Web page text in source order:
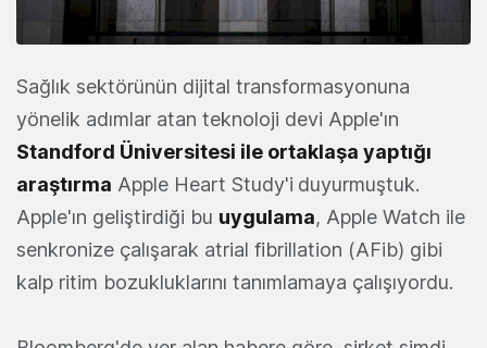
Sağlık sektörünün dijital transformasyonuna
yönelik adımlar atan teknoloji devi Apple'ın
Standford Üniversitesi ile ortaklaşa yaptığı
araştırma Apple Heart Study'i duyurmuştuk.
Apple'ın geliştirdiği bu uygulama, Apple Watch ile
senkronize çalışarak atrial fibrillation (AFib) gibi
kalp ritim bozukluklarını tanımlamaya çalışıyordu.